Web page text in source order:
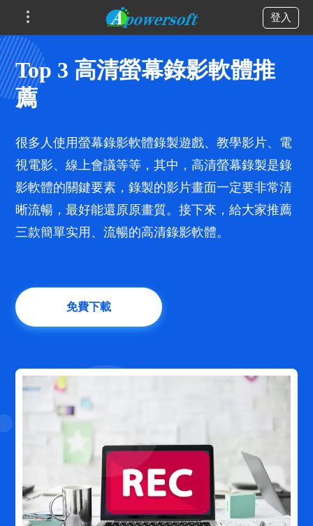
登入
Top 3 高清螢幕錄影軟體推
薦
很多人使用螢幕錄影軟體錄製遊戲、教學影片、電
視電影、線上會議等等，其中，高清螢幕錄製是錄
影軟體的關鍵要素，錄製的影片畫面一定要非常清
晰流暢，最好能還原原畫質。接下來，給大家推薦
三款簡單实用、流暢的高清錄影軟體。
免費下載